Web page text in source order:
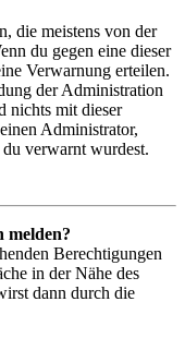
die meistens von der
du gegen eine dieser
Verwarnung erteilen.
der Administration
nichts mit dieser
Administrator,
verwarnt wurdest.
melden?
Berechtigungen
in der Nähe des
dann durch die